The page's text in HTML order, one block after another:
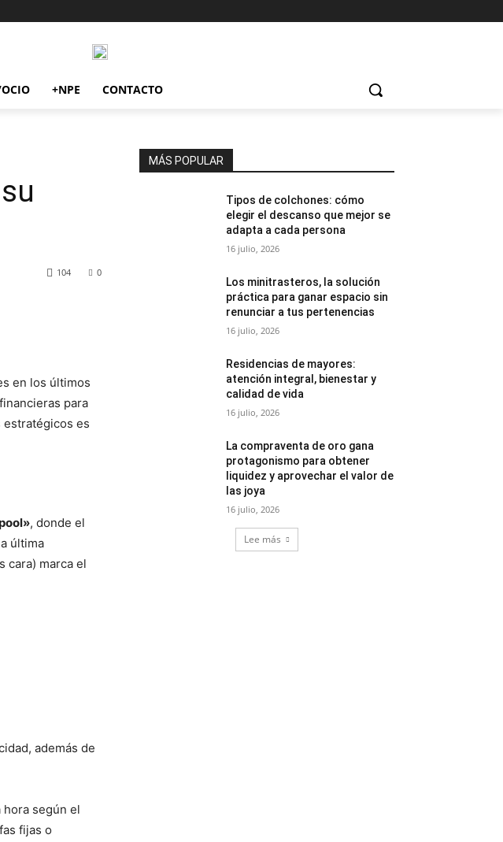
+NPE CONTACTO
0
104
en los últimos
para
estratégicos es
, donde el
última
cara) marca el
además de
hora según el
fijas o
MÁS POPULAR
Tipos de colchones: cómo
elegir el descanso que mejor se
adapta a cada persona
16 julio, 2026
Los minitrasteros, la solución
práctica para ganar espacio sin
renunciar a tus pertenencias
16 julio, 2026
Residencias de mayores:
atención integral, bienestar y
calidad de vida
16 julio, 2026
La compraventa de oro gana
protagonismo para obtener
liquidez y aprovechar el valor de
las joya
16 julio, 2026
Lee más